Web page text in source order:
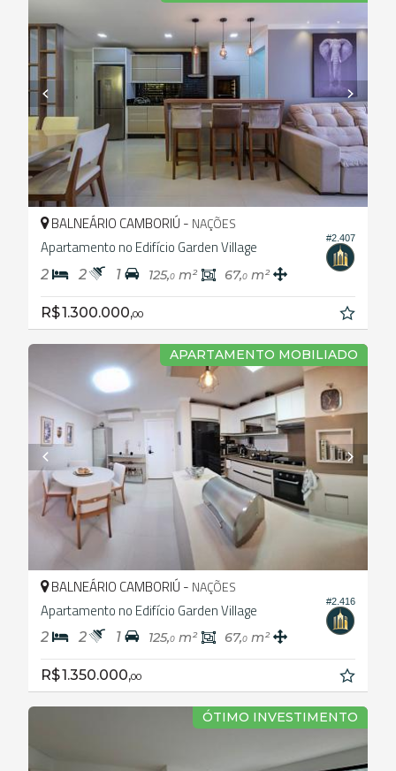
#2.407
BALNEÁRIO CAMBORIÚ - NAÇÕES
Apartamento no Edifício Garden Village
2 2 1 125,0 m² 67,0 m²
R$ 1.300.000,00
APARTAMENTO MOBILIADO
#2.416
BALNEÁRIO CAMBORIÚ - NAÇÕES
Apartamento no Edifício Garden Village
2 2 1 125,0 m² 67,0 m²
R$ 1.350.000,00
ÓTIMO INVESTIMENTO